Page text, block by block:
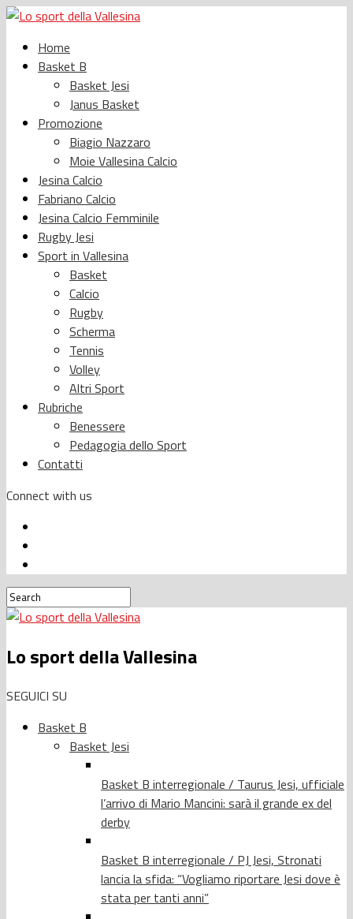
Home
Basket B
Basket Jesi
Janus Basket
Promozione
Biagio Nazzaro
Moie Vallesina Calcio
Jesina Calcio
Fabriano Calcio
Jesina Calcio Femminile
Rugby Jesi
Sport in Vallesina
Basket
Calcio
Rugby
Scherma
Tennis
Volley
Altri Sport
Rubriche
Benessere
Pedagogia dello Sport
Contatti
Connect with us
Lo sport della Vallesina
SEGUICI SU
Basket B
Basket Jesi
Basket B interregionale / Taurus Jesi, ufficiale
l’arrivo di Mario Mancini: sarà il grande ex del
derby
Basket B interregionale / PJ Jesi, Stronati
lancia la sfida: “Vogliamo riportare Jesi dove è
stata per tanti anni”